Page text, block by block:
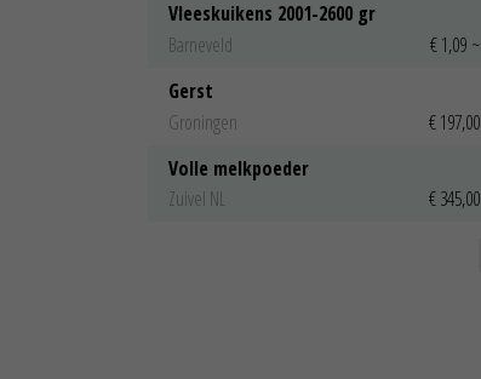
Vleeskuikens 2001-2600 gr
Barneveld
€ 1,09 ~
Gerst
Groningen
€ 197,00
Volle melkpoeder
Zuivel NL
€ 345,00